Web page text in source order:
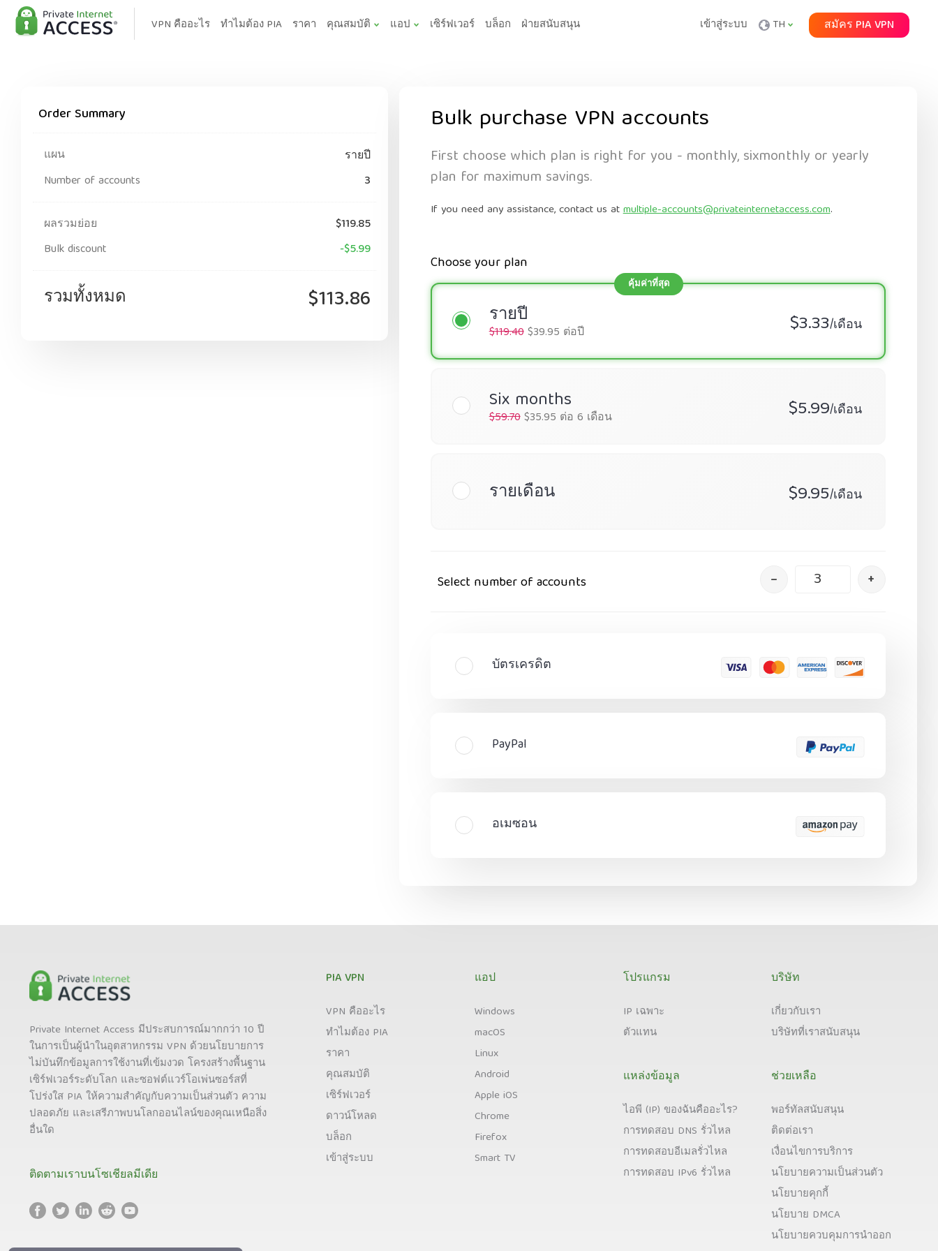
VPN คืออะไร ทำไมต้อง PIA ราคา คุณสมบัติ แอป เซิร์ฟเวอร์ บล็อก ฝ่ายสนับสนุน เข้าสู่ระบบ TH สมัคร PIA VPN
Order Summary
แผน
รายปี
Number of accounts
3
ผลรวมย่อย
$119.85
Bulk discount
-$5.99
รวมทั้งหมด $113.86
Bulk purchase VPN accounts
First choose which plan is right for you - monthly, sixmonthly or yearly
plan for maximum savings.
If you need any assistance, contact us atmultiple-accounts@privateinternetaccess.com.
Choose your plan
รายปี $3.33/เดือน
$119.40$39.95 ต่อปี
Six months $5.99/เดือน
$59.70$35.95 ต่อ 6 เดือน
รายเดือน $9.95/เดือน
Select number of accounts – +
บัตรเครดิต
PayPal
อเมซอน
Private Internet Access มีประสบการณ์มากกว่า 10 ปี
ในการเป็นผู้นำในอุตสาหกรรม VPN ด้วยนโยบายการ
ไม่บันทึกข้อมูลการใช้งานที่เข้มงวด โครงสร้างพื้นฐาน
เซิร์ฟเวอร์ระดับโลก และซอฟต์แวร์โอเพ่นซอร์สที่
โปร่งใส PIA ให้ความสำคัญกับความเป็นส่วนตัว ความ
ปลอดภัย และเสรีภาพบนโลกออนไลน์ของคุณเหนือสิ่ง
อื่นใด
ติดตามเราบนโซเชียลมีเดีย
PIA VPN
VPN คืออะไร
ทำไมต้อง PIA
ราคา
คุณสมบัติ
เซิร์ฟเวอร์
ดาวน์โหลด
บล็อก
เข้าสู่ระบบ
แอป
Windows
macOS
Linux
Android
Apple iOS
Chrome
Firefox
Smart TV
โปรแกรม
IP เฉพาะ
ตัวแทน
แหล่งข้อมูล
ไอพี (IP) ของฉันคืออะไร?
การทดสอบ DNS รั่วไหล
การทดสอบอีเมลรั่วไหล
การทดสอบ IPv6 รั่วไหล
บริษัท
เกี่ยวกับเรา
บริษัทที่เราสนับสนุน
ช่วยเหลือ
พอร์ทัลสนับสนุน
ติดต่อเรา
เงื่อนไขการบริการ
นโยบายความเป็นส่วนตัว
นโยบายคุกกี้
นโยบาย DMCA
นโยบายควบคุมการนำออก